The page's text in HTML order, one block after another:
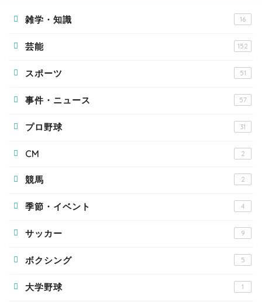
雑学・知識 16
芸能 152
スポーツ 51
事件・ニュース 57
プロ野球 31
CM 2
競馬 2
季節・イベント 4
サッカー 9
ボクシング 5
大学野球 1